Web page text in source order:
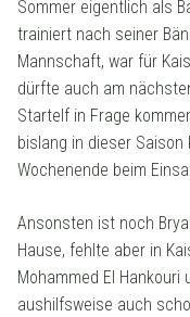
Sommer eigentlich als
trainiert nach seiner
Mannschaft, war für
dürfte auch am
Startelf in Frage
bislang in dieser
Wochenende beim
Ansonsten ist noch
Hause, fehlte aber in
Mohammed El
aushilfsweise auch